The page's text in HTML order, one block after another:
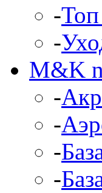
-
-
M&K
-
-
-
-